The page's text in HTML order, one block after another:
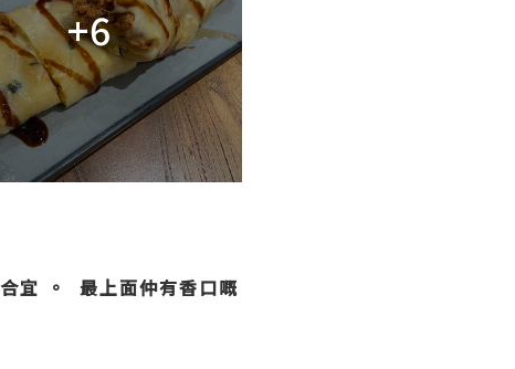
+6
宜 。
最上面仲有香口嘅